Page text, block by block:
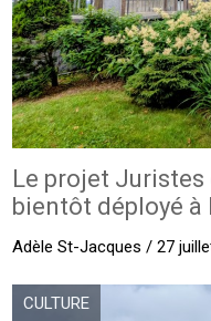
Le projet
bientôt déployé
Adèle St-Jacques / 27
CULTURE